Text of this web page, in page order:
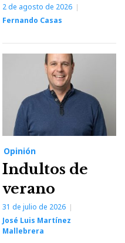
2 de agosto de 2026
Fernando Casas
Opinión
Indultos de
verano
31 de julio de 2026
José Luis Martínez
Mallebrera